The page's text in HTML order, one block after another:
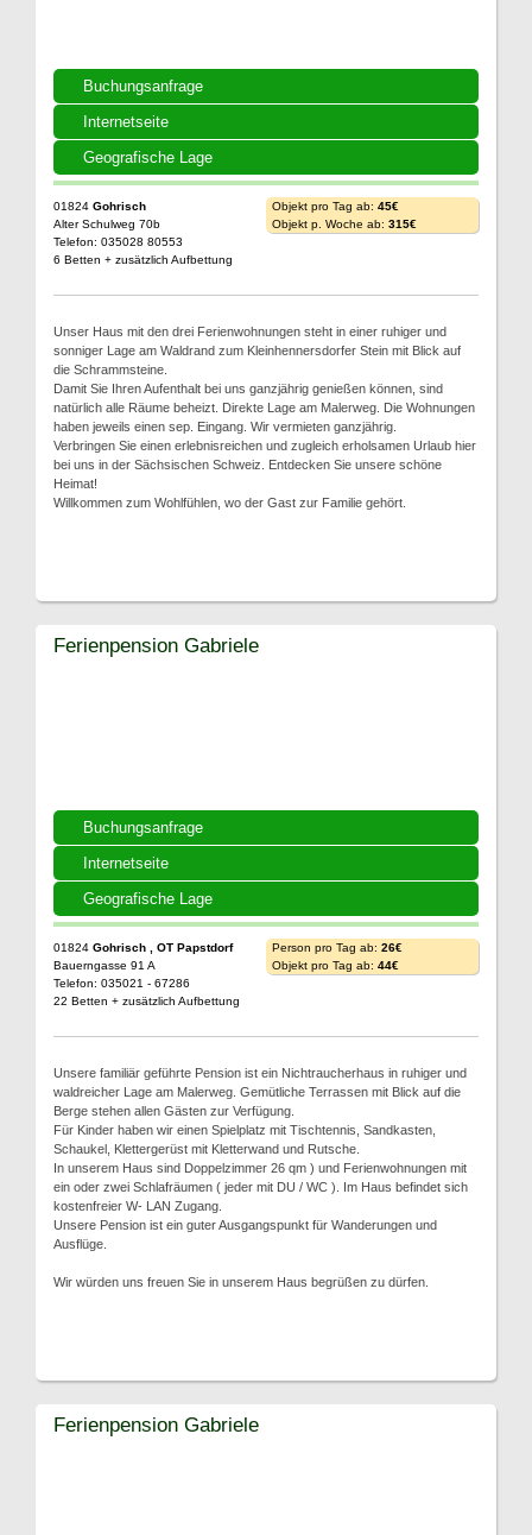
Buchungsanfrage
Internetseite
Geografische Lage
01824 Gohrisch
Alter Schulweg 70b
Telefon: 035028 80553
6 Betten + zusätzlich Aufbettung
Objekt pro Tag ab: 45€
Objekt p. Woche ab: 315€
Unser Haus mit den drei Ferienwohnungen steht in einer ruhiger und
sonniger Lage am Waldrand zum Kleinhennersdorfer Stein mit Blick auf
die Schrammsteine.
Damit Sie Ihren Aufenthalt bei uns ganzjährig genießen können, sind
natürlich alle Räume beheizt. Direkte Lage am Malerweg. Die Wohnungen
haben jeweils einen sep. Eingang. Wir vermieten ganzjährig.
Verbringen Sie einen erlebnisreichen und zugleich erholsamen Urlaub hier
bei uns in der Sächsischen Schweiz. Entdecken Sie unsere schöne
Heimat!
Willkommen zum Wohlfühlen, wo der Gast zur Familie gehört.
Buchungsanfrage
Internetseite
Geografische Lage
Ferienpension Gabriele
01824 Gohrisch , OT Papstdorf
Bauerngasse 91 A
Telefon: 035021 - 67286
22 Betten + zusätzlich Aufbettung
Person pro Tag ab: 26€
Objekt pro Tag ab: 44€
Unsere familiär geführte Pension ist ein Nichtraucherhaus in ruhiger und
waldreicher Lage am Malerweg. Gemütliche Terrassen mit Blick auf die
Berge stehen allen Gästen zur Verfügung.
Für Kinder haben wir einen Spielplatz mit Tischtennis, Sandkasten,
Schaukel, Klettergerüst mit Kletterwand und Rutsche.
In unserem Haus sind Doppelzimmer 26 qm ) und Ferienwohnungen mit
ein oder zwei Schlafräumen ( jeder mit DU / WC ). Im Haus befindet sich
kostenfreier W- LAN Zugang.
Unsere Pension ist ein guter Ausgangspunkt für Wanderungen und
Ausflüge.
Wir würden uns freuen Sie in unserem Haus begrüßen zu dürfen.
Ferienpension Gabriele